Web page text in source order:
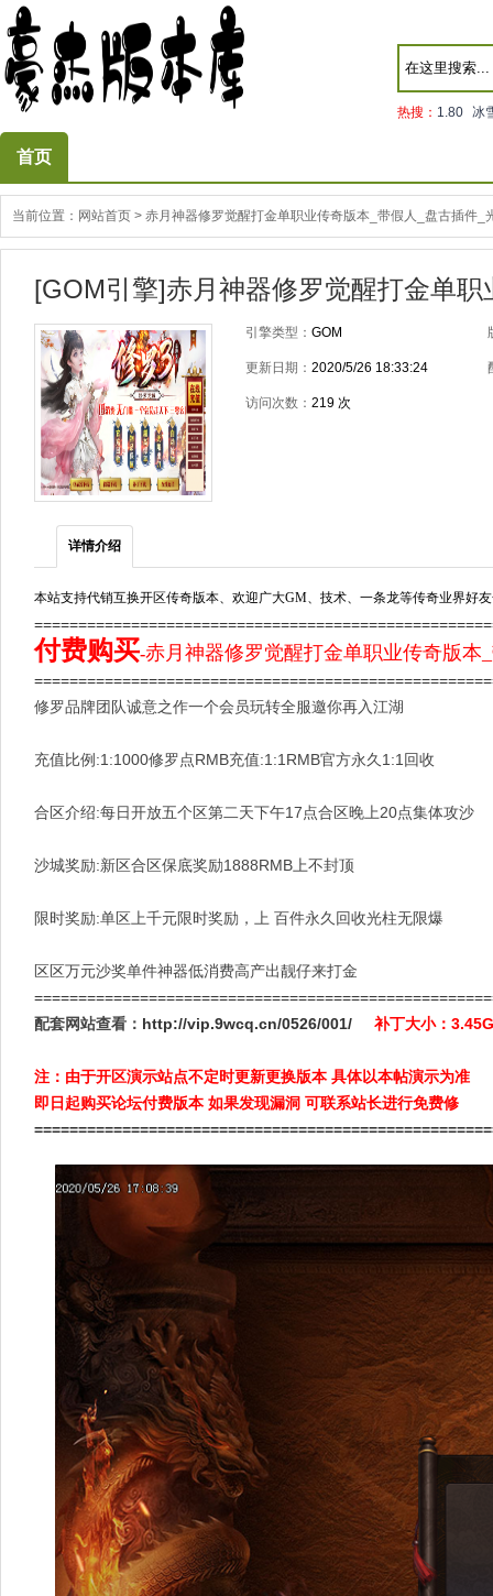
热搜： 1.80 冰
首页
当前位置： 网站首页 > 赤月神器修罗觉醒打金单职业传奇版本_带假人_盘古插件_
[GOM引擎]赤月神器修罗觉醒打金单
引擎类型： GOM
更新日期： 2020/5/26 18:33:24
访问次数： 219 次
详情介绍
本站支持代销互换开区传奇版本、欢迎广大GM、技术、一条龙等传奇业界好
付费购买-赤月神器修罗觉醒打金单职业传奇版本
修罗品牌团队诚意之作一个会员玩转全服邀你再入江湖
充值比例:1:1000修罗点RMB充值:1:1RMB官方永久1:1回收
合区介绍:每日开放五个区第二天下午17点合区晚上20点集体攻沙
沙城奖励:新区合区保底奖励1888RMB上不封顶
限时奖励:单区上千元限时奖励，上 百件永久回收光柱无限爆
区区万元沙奖单件神器低消费高产出靓仔来打金
配套网站查看： http://vip.9wcq.cn/0526/001/ 补丁大小：
注：由于开区演示站点不定时更新更换版本 具体以本帖演示为准
即日起购买论坛付费版本 如果发现漏洞 可联系站长进行免费修